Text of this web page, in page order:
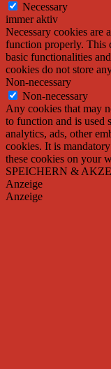
Necessary
immer aktiv
Necessary cookies are
function properly. This
basic functionalities
cookies do not store
Non-necessary
Non-necessary
Any cookies that may
to function and is used
analytics, ads, other
cookies. It is
these cookies on your
SPEICHERN &
Anzeige
Anzeige